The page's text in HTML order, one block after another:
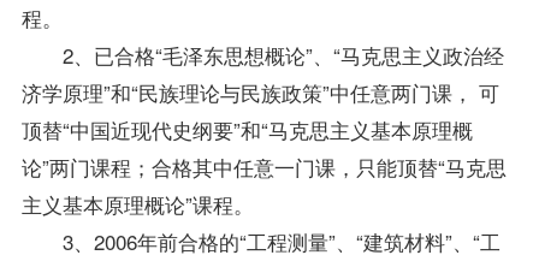
程。
2、已合格“毛泽东思想概论”、“马克思主义政治经
济学原理”和“民族理论与民族政策”中任意两门课， 可
顶替“中国近现代史纲要”和“马克思主义基本原理概
论”两门课程；合格其中任意一门课，只能顶替“马克思
主义基本原理概论”课程。
3、2006年前合格的“工程测量”、“建筑材料”、“工